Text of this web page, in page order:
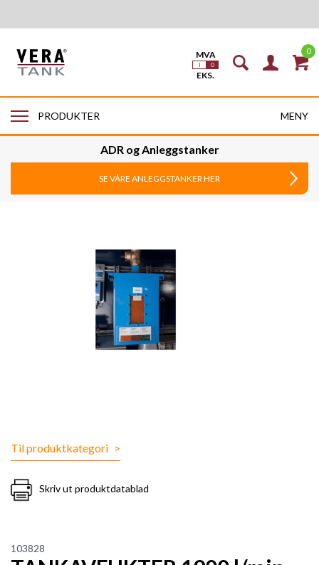
0
PRODUKTER MENY
ADR og Anleggstanker
SE VÅRE ANLEGGSTANKER HER
Til produktkategori >
Skriv ut produktdatablad
103828